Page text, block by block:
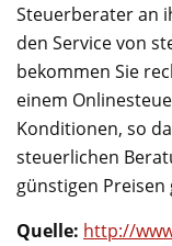
Steuerberater an
den Service von
bekommen Sie
einem
Konditionen, so
steuerlichen
günstigen
Quelle: http://